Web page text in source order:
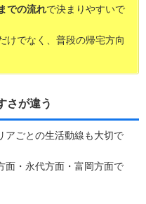
での流れで決まりやすいで
けでなく、普段の帰宅方向
さが違う
アごとの生活動線も大切で
面・永代方面・富岡方面で